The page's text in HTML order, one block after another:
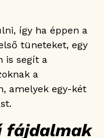
így ha éppen a
tüneteket, egy
is segít a
a
amelyek egy-két
fájdalmak